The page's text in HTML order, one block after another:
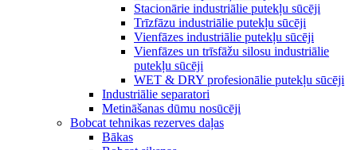
Stacionārie industriālie putekļu sūcēji
Trīzfāzu industriālie putekļu sūcēji
Vienfāzes industriālie putekļu sūcēji
Vienfāzes un trīsfāžu silosu industriālie
putekļu sūcēji
WET & DRY profesionālie putekļu sūcēji
Industriālie separatori
Metināšanas dūmu nosūcēji
Bobcat tehnikas rezerves daļas
Bākas